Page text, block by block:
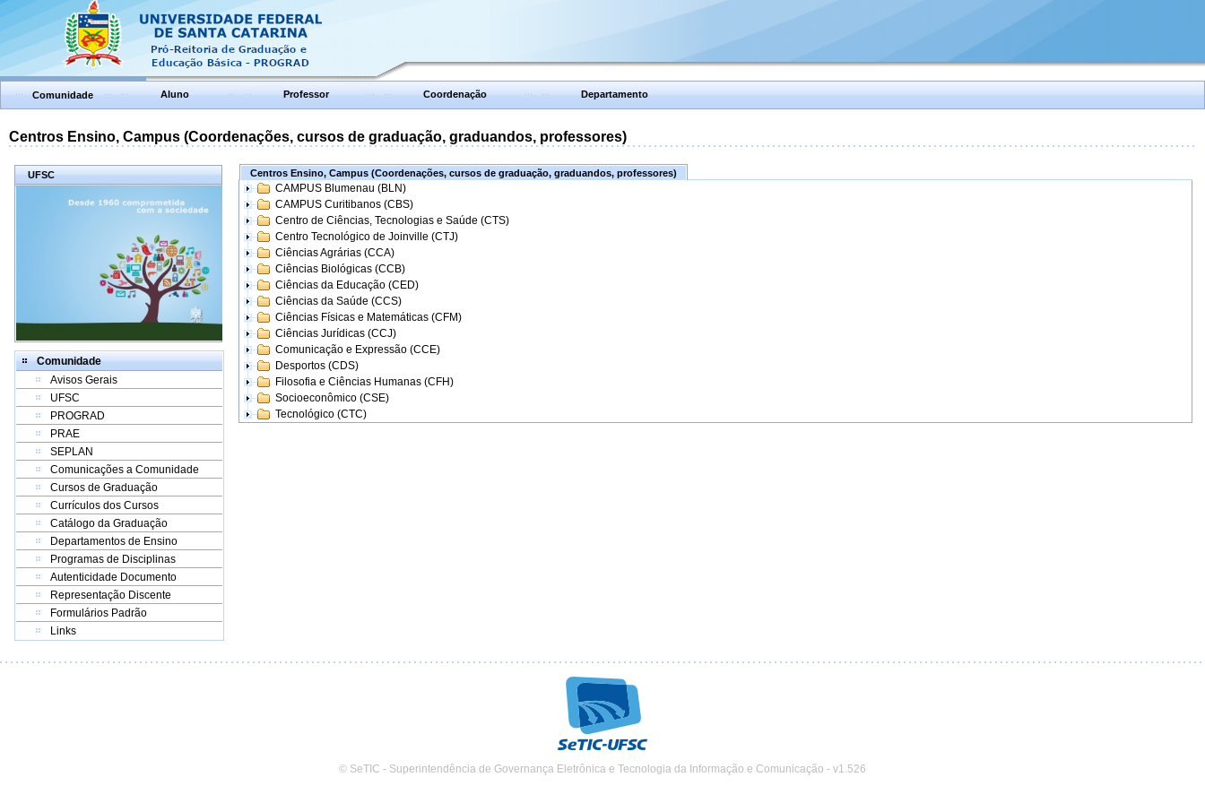
Comunidade Aluno Professor Coordenação Departamento
Centros Ensino, Campus (Coordenações, cursos de graduação, graduandos, professores)
UFSC
Comunidade
Avisos Gerais
UFSC
PROGRAD
PRAE
SEPLAN
Comunicações a Comunidade
Cursos de Graduação
Currículos dos Cursos
Catálogo da Graduação
Departamentos de Ensino
Programas de Disciplinas
Autenticidade Documento
Representação Discente
Formulários Padrão
Links
Centros Ensino, Campus (Coordenações, cursos de graduação, graduandos, professores)
CAMPUS Blumenau (BLN)
CAMPUS Curitibanos (CBS)
Centro de Ciências, Tecnologias e Saúde (CTS)
Centro Tecnológico de Joinville (CTJ)
Ciências Agrárias (CCA)
Ciências Biológicas (CCB)
Ciências da Educação (CED)
Ciências da Saúde (CCS)
Ciências Físicas e Matemáticas (CFM)
Ciências Jurídicas (CCJ)
Comunicação e Expressão (CCE)
Desportos (CDS)
Filosofia e Ciências Humanas (CFH)
Socioeconômico (CSE)
Tecnológico (CTC)
© SeTIC - Superintendência de Governança Eletrônica e Tecnologia da Informação e Comunicação - v1.526